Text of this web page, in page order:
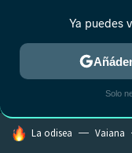
MENÚ
ESTRENOS
HOY SE HABLA DE
La odisea Vaiana
Ya puedes
Solo